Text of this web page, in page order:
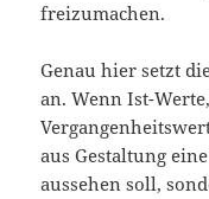
freizumachen.
Genau hier setzt
an. Wenn Ist-
aus Gestaltung
aussehen soll,